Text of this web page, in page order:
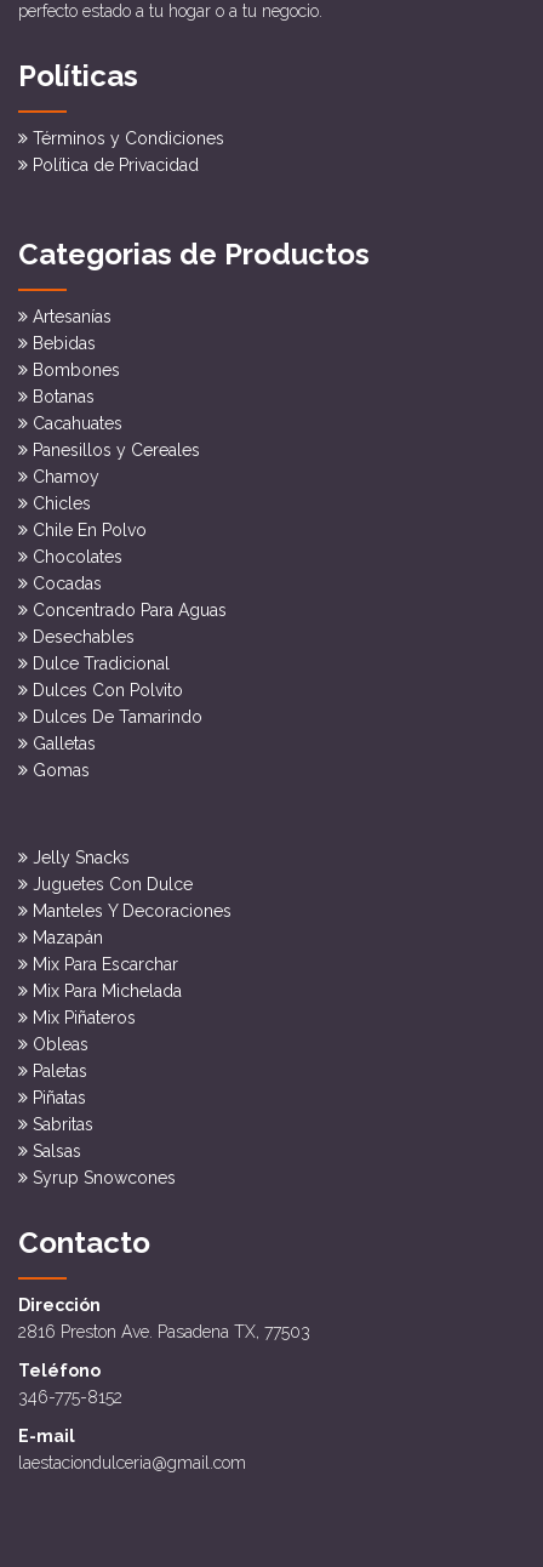
perfecto estado a tu hogar o a tu negocio.
Políticas
Términos y Condiciones
Política de Privacidad
Categorias de Productos
Artesanías
Bebidas
Bombones
Botanas
Cacahuates
Panesillos y Cereales
Chamoy
Chicles
Chile En Polvo
Chocolates
Cocadas
Concentrado Para Aguas
Desechables
Dulce Tradicional
Dulces Con Polvito
Dulces De Tamarindo
Galletas
Gomas
Jelly Snacks
Juguetes Con Dulce
Manteles Y Decoraciones
Mazapán
Mix Para Escarchar
Mix Para Michelada
Mix Piñateros
Obleas
Paletas
Piñatas
Sabritas
Salsas
Syrup Snowcones
Contacto
Dirección
2816 Preston Ave. Pasadena TX, 77503
Teléfono
346-775-8152
E-mail
laestaciondulceria@gmail.com